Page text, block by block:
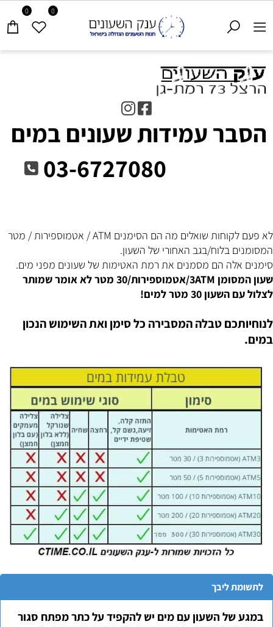
0 0
הסבר עמידות שעונים במים
03-6727080
לא פעם לקוחות שואלים מה הם הסימנים ATM / אטמוספירות / מטר
המסומנים בלוח/בגב האחורי של השעון.
סימנים אלה הם מסמנים את רמת האטימות של שעונים מפני מים.
שעון המסומן 3ATM/אטמוספירות/30 מטר לא אומר שמותר
לצלול עם השעון 30 מטר למים!
לנוחיותכם טבלה המסבירה כל סימן ואת השימוש הנכון
במים.
לתשומת ליבך
במגע של השעון עם מים יש להקפיד על כתר מפתח סגור